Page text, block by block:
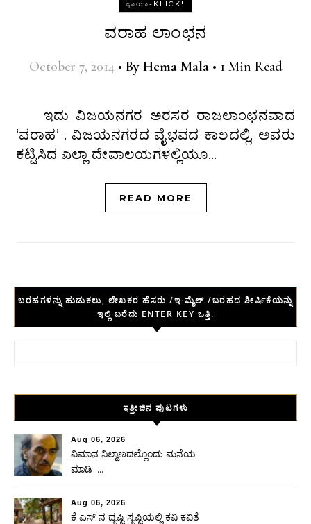
ಛಾಯಾ-KLICK!
ವರಾಹ ಲಾಂಛನ
October 7, 2014 • By Hema Mala • 1 Min Read
ಇದು ವಿಜಯನಗರ ಅರಸರ ರಾಜಲಾಂಛನವಾದ
‘ವರಾಹ’ . ವಿಜಯನಗರದ ವೈಭವದ ಕಾಲದಲ್ಲಿ, ಅವರು
ಕಟ್ಟಿಸಿದ ಎಲ್ಲಾ ದೇವಾಲಯಗಳಲ್ಲಿಯೂ…
READ MORE
ಬರಹಗಳನ್ನು ಹುಡುಕಲು, ಲೇಖಕರ ಹೆಸರು /ಇ-ಮೈಲ್ /ಬರಹದ ಶೀರ್ಷಿಕೆಯನ್ನು
ಇಲ್ಲಿ ಬರೆದು ENTER KEY ಒತ್ತಿ.
ಇತ್ತೀಚಿನ ಪುಟಗಳು
Aug 06, 2026
ವಿಮಾನ ನಿಲ್ದಾಣದಲ್ಲೊಂದು ಮನೆಯ
ಮಾಡಿ ….
Aug 06, 2026
ಕೆ ಎಸ್ ನ ದೃಷ್ಟಿ ಸೃಷ್ಟಿಯಲ್ಲಿ ಕವಿ ಕವಿತೆ